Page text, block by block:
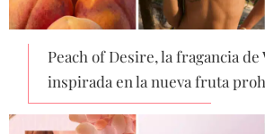
Peach of Desire, la fragancia de
inspirada en la nueva fruta